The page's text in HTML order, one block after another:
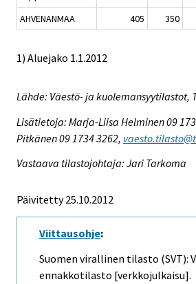
AHVENANMAA
405 350
1) Aluejako 1.1.2012
Lähde: Väestö- ja kuolemansyytilastot,
Lisätietoja: Marja-Liisa Helminen 09
Pitkänen 09 1734 3262,
Vastaava tilastojohtaja: Jari Tarkoma
Päivitetty 25.10.2012
Viittausohje:
Suomen virallinen tilasto (SVT):
ennakkotilasto [verkkojulkaisu].